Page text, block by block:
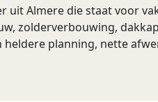
uit Almere die staat voor
zolderverbouwing,
planning, nette